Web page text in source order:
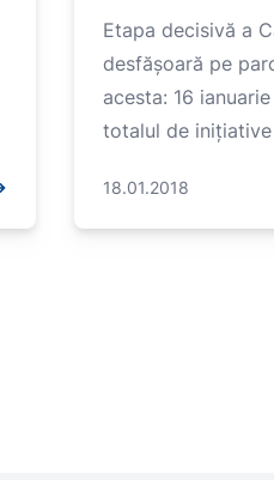
Bine
Etapa decisivă a
desfășoară pe
acesta: 16
totalul de
18.01.2018